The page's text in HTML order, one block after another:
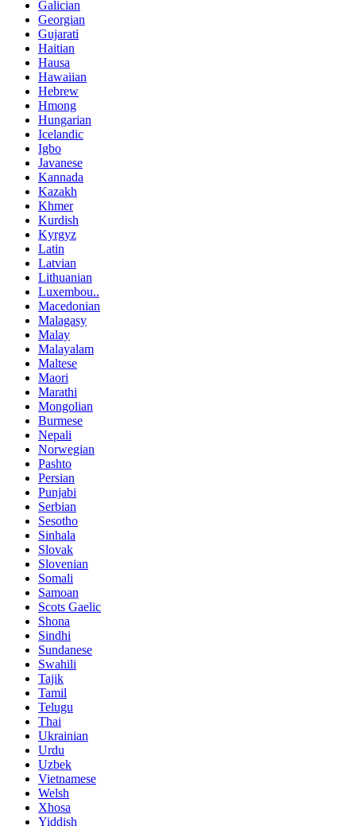
Galician
Georgian
Gujarati
Haitian
Hausa
Hawaiian
Hebrew
Hmong
Hungarian
Icelandic
Igbo
Javanese
Kannada
Kazakh
Khmer
Kurdish
Kyrgyz
Latin
Latvian
Lithuanian
Luxembou..
Macedonian
Malagasy
Malay
Malayalam
Maltese
Maori
Marathi
Mongolian
Burmese
Nepali
Norwegian
Pashto
Persian
Punjabi
Serbian
Sesotho
Sinhala
Slovak
Slovenian
Somali
Samoan
Scots Gaelic
Shona
Sindhi
Sundanese
Swahili
Tajik
Tamil
Telugu
Thai
Ukrainian
Urdu
Uzbek
Vietnamese
Welsh
Xhosa
Yiddish